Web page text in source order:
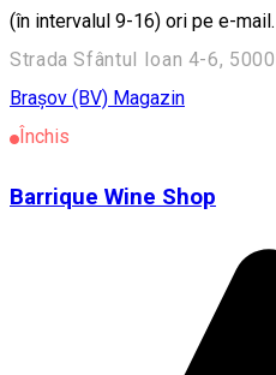
(în intervalul 9-16) ori pe e-mail.
Strada Sfântul Ioan 4-6,
Braşov (BV) Magazin
Închis
Barrique Wine Shop